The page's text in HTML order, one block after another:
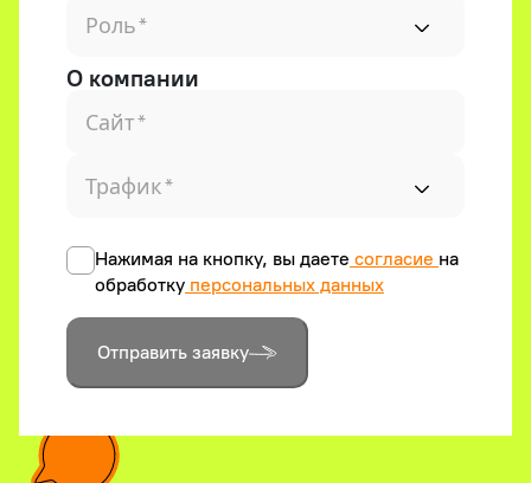
Роль*
О компании
Сайт*
Трафик*
Нажимая на кнопку, вы даете согласие на
обработку персональных данных
Отправить заявку